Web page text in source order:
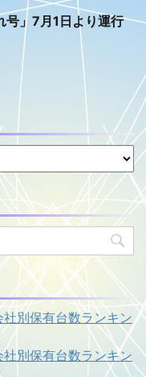
号」7月1日より運行
社別保有台数ランキン
別保有台数ランキン